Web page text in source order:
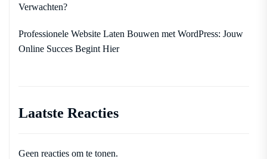
Verwachten?
Professionele Website Laten Bouwen met WordPress: Jouw
Online Succes Begint Hier
Laatste Reacties
Geen reacties om te tonen.